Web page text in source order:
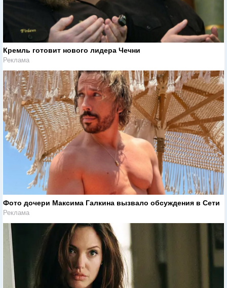
Кремль готовит нового лидера Чечни
Реклама
Фото дочери Максима Галкина вызвало обсуждения в Сети
Реклама